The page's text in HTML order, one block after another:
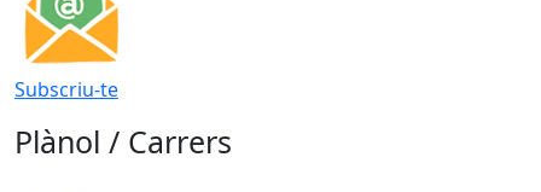
Subscriu-te
Plànol / Carrers